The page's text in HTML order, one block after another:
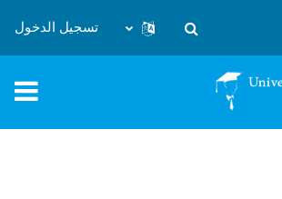
تبديل إدخال البحث
تسجيل الدخول